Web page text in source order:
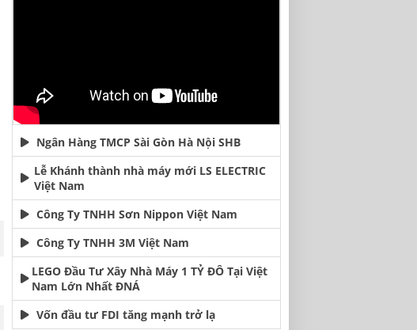
Ngân Hàng TMCP Sài Gòn Hà Nội SHB
Lễ Khánh thành nhà máy mới LS ELECTRIC
Việt Nam
Công Ty TNHH Sơn Nippon Việt Nam
Công Ty TNHH 3M Việt Nam
LEGO Đầu Tư Xây Nhà Máy 1 TỶ ĐÔ Tại Việt
Nam Lớn Nhất ĐNÁ
Vốn đầu tư FDI tăng mạnh trở lạ